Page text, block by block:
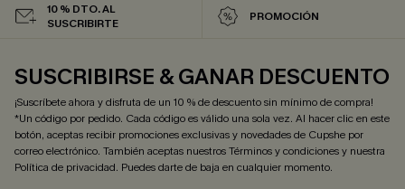
10 % DTO. AL
SUSCRIBIRTE
PROMOCIÓN
SUSCRIBIRSE & GANAR DESCUENTO
¡Suscríbete ahora y disfruta de un 10 % de descuento sin mínimo de compra!
*Un código por pedido. Cada código es válido una sola vez. Al hacer clic en este
botón, aceptas recibir promociones exclusivas y novedades de Cupshe por
correo electrónico. También aceptas nuestrosTérminos y condicionesy nuestra
Política de privacidad. Puedes darte de baja en cualquier momento.